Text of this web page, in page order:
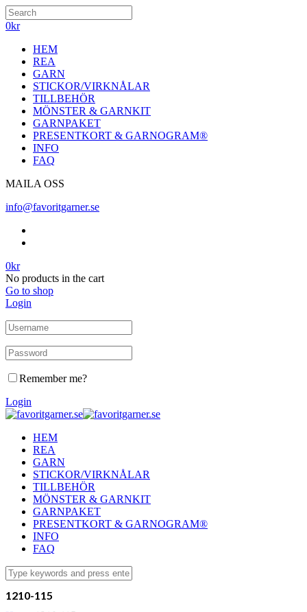
0kr
HEM
REA
GARN
STICKOR/VIRKNÅLAR
TILLBEHÖR
MÖNSTER & GARNKIT
GARNPAKET
PRESENTKORT & GARNOGRAM®
INFO
FAQ
MAILA OSS
info@favoritgarner.se
0kr
No products in the cart
Go to shop
Login
Remember me?
Login
HEM
REA
GARN
STICKOR/VIRKNÅLAR
TILLBEHÖR
MÖNSTER & GARNKIT
GARNPAKET
PRESENTKORT & GARNOGRAM®
INFO
FAQ
1210-115